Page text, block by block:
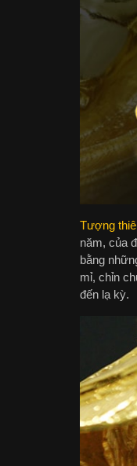
Tượng
năm, của
bằng
mỉ, chỉn
đến lạ kỳ.